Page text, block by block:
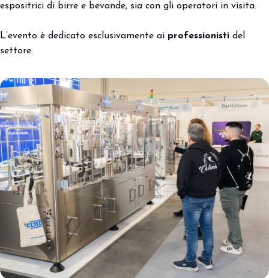
PRENOTA IL TUO STAND
AREA RISERVATA VISITATORI
person
A cura di: ITEN
espositrici di birre e bevande, sia con gli operatori in visita.
L’evento è dedicato esclusivamente ai professionisti del
settore.